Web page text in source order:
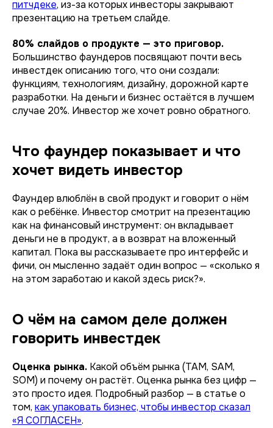
питчдеке, из-за которых инвесторы закрывают
презентацию на третьем слайде.
80% слайдов о продукте — это приговор.
Большинство фаундеров посвящают почти весь
инвестдек описанию того, что они создали:
функциям, технологиям, дизайну, дорожной карте
разработки. На деньги и бизнес остаётся в лучшем
случае 20%. Инвестор же хочет ровно обратного.
Что фаундер показывает и что
хочет видеть инвестор
Фаундер влюблён в свой продукт и говорит о нём
как о ребёнке. Инвестор смотрит на презентацию
как на финансовый инструмент: он вкладывает
деньги не в продукт, а в возврат на вложенный
капитал. Пока вы рассказываете про интерфейс и
фичи, он мысленно задаёт один вопрос — «сколько я
на этом заработаю и какой здесь риск?».
О чём на самом деле должен
говорить инвестдек
Оценка рынка. Какой объём рынка (TAM, SAM,
SOM) и почему он растёт. Оценка рынка без цифр —
это просто идея. Подробный разбор — в статье о
том, как упаковать бизнес, чтобы инвестор сказал
«Я СОГЛАСЕН».